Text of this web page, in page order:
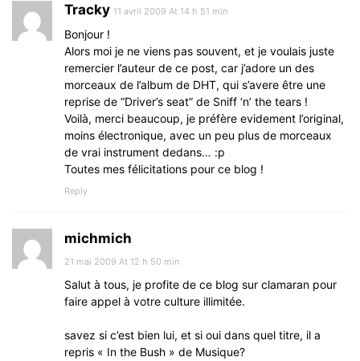
Tracky 11 avril 2009 At 14 h 51 min
Bonjour !
Alors moi je ne viens pas souvent, et je voulais juste
remercier l’auteur de ce post, car j’adore un des
morceaux de l’album de DHT, qui s’avere être une
reprise de “Driver’s seat” de Sniff ‘n’ the tears !
Voilà, merci beaucoup, je préfère evidement l’original,
moins électronique, avec un peu plus de morceaux
de vrai instrument dedans… :p
Toutes mes félicitations pour ce blog !
Reply
michmich
21 mai 2009 At 12 h 50 min
Salut à tous, je profite de ce blog sur clamaran pour
faire appel à votre culture illimitée.
savez si c’est bien lui, et si oui dans quel titre, il a
repris « In the Bush » de Musique?